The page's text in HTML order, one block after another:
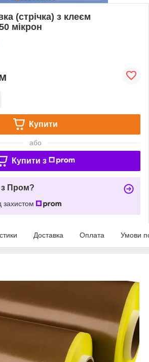
(стрічка) з клеєм
мікрон
Купити
або
Купити з
з Пром?
захистом
Доставка Оплата Умови